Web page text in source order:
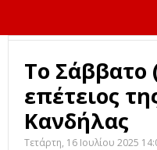
Το Σάββατο
επέτειος
Κανδήλας
Τετάρτη, 16 Ιουλίου 2025